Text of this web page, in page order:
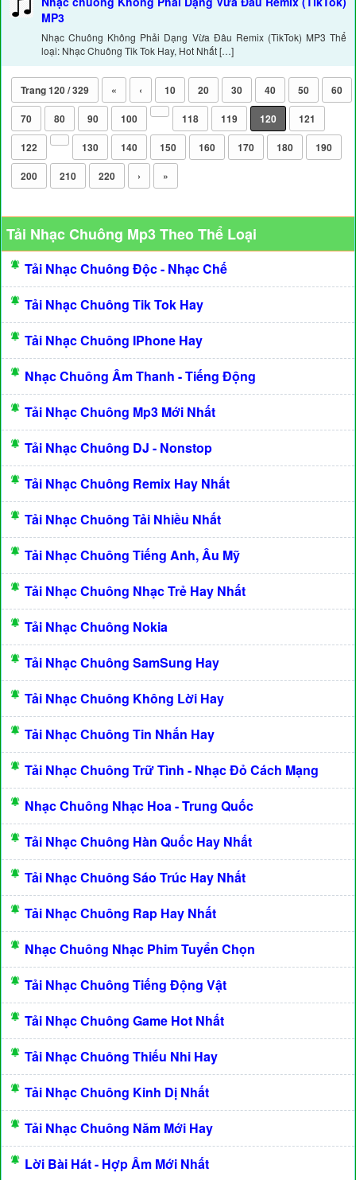
MP3
Nhạc Chuông Không Phải Dạng Vừa Đâu Remix (TikTok) MP3 Thể
loại: Nhạc Chuông Tik Tok Hay, Hot Nhất […]
Trang 120 / 329 « ‹ 10 20 30 40 50
60
70
80 90 100 118 119 120
121
122
130 140 150 160 170 180
190
200
210 220 › »
Tải Nhạc Chuông Mp3 Theo Thể Loại
Tải Nhạc Chuông Độc - Nhạc Chế
Tải Nhạc Chuông Tik Tok Hay
Tải Nhạc Chuông IPhone Hay
Nhạc Chuông Âm Thanh - Tiếng Động
Tải Nhạc Chuông Mp3 Mới Nhất
Tải Nhạc Chuông DJ - Nonstop
Tải Nhạc Chuông Remix Hay Nhất
Tải Nhạc Chuông Tải Nhiều Nhất
Tải Nhạc Chuông Tiếng Anh, Âu Mỹ
Tải Nhạc Chuông Nhạc Trẻ Hay Nhất
Tải Nhạc Chuông Nokia
Tải Nhạc Chuông SamSung Hay
Tải Nhạc Chuông Không Lời Hay
Tải Nhạc Chuông Tin Nhắn Hay
Tải Nhạc Chuông Trữ Tình - Nhạc Đỏ Cách Mạng
Nhạc Chuông Nhạc Hoa - Trung Quốc
Tải Nhạc Chuông Hàn Quốc Hay Nhất
Tải Nhạc Chuông Sáo Trúc Hay Nhất
Tải Nhạc Chuông Rap Hay Nhất
Nhạc Chuông Nhạc Phim Tuyển Chọn
Tải Nhạc Chuông Tiếng Động Vật
Tải Nhạc Chuông Game Hot Nhất
Tải Nhạc Chuông Thiếu Nhi Hay
Tải Nhạc Chuông Kinh Dị Nhất
Tải Nhạc Chuông Năm Mới Hay
Lời Bài Hát - Hợp Âm Mới Nhất